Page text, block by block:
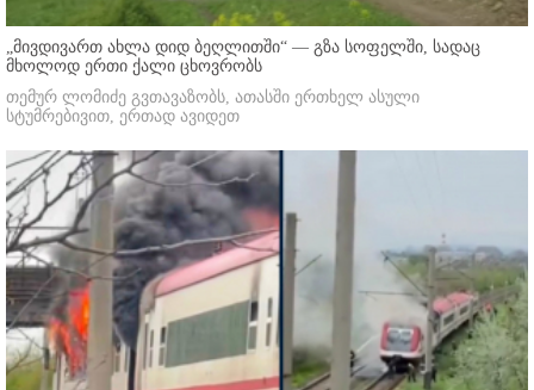
„მივდივართ ახლა დიდ ბეღლითში“ — გზა სოფელში, სადაც
მხოლოდ ერთი ქალი ცხოვრობს
თემურ ლომიძე გვთავაზობს, ათასში ერთხელ ასული
სტუმრებივით, ერთად ავიდეთ